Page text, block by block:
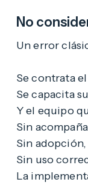
No
Un error
Se contrata
Se capacita
Y el equipo
Sin
Sin
Sin uso
La